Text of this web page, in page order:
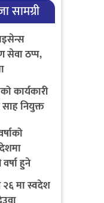
सामग्री
सेवा ठप्प,
कार्यकारी
साह नियुक्त
हुने
मा स्वदेश